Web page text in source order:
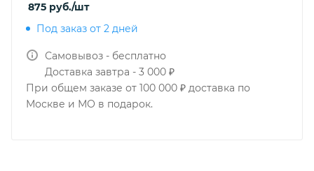
875 руб./шт
Под заказ от 2 дней
Самовывоз - бесплатно
Доставка завтра - 3 000 ₽
При общем заказе от 100 000 ₽ доставка по
Москве и МО в подарок.